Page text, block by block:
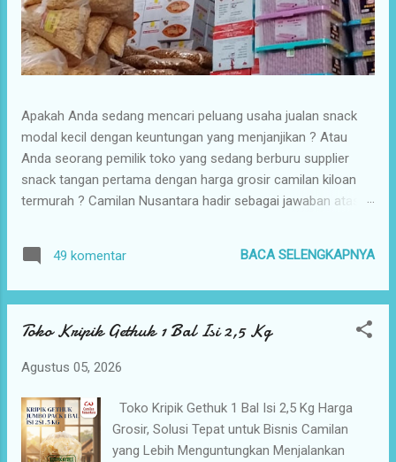
Apakah Anda sedang mencari peluang usaha jualan snack
modal kecil dengan keuntungan yang menjanjikan ? Atau
Anda seorang pemilik toko yang sedang berburu supplier
snack tangan pertama dengan harga grosir camilan kiloan
termurah ? Camilan Nusantara hadir sebagai jawaban atas
nusantara terpercaya yang siap menyuplai berbagai jenis
jajanan tradisional dan camilan kering berkualitas premium
Memilih Camilan Nusantara sebagai Mitra Bisnis Anda ?
Harga Grosir Tangan Pertama : Karena kami adalah
termurah untuk memaksimalkan margin keuntungan Anda
dikemas secara higienis, renyah, dan memiliki cita rasa khas
nusantara yang sangat diminati pasar. Stok Melimpah &
Konsisten : Anda tidak perlu khawatir kehabisan barang.
49 komentar BACA SELENGKAPNYA
Toko Kripik Gethuk 1 Bal Isi 2,5 Kg
Agustus 05, 2026
Toko Kripik Gethuk 1 Bal Isi 2,5 Kg Harga
Grosir, Solusi Tepat untuk Bisnis Camilan
yang Lebih Menguntungkan Menjalankan